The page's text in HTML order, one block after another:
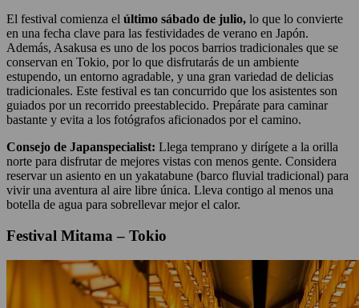
El festival comienza el último sábado de julio, lo que lo convierte
en una fecha clave para las festividades de verano en Japón.
Además, Asakusa es uno de los pocos barrios tradicionales que se
conservan en Tokio, por lo que disfrutarás de un ambiente
estupendo, un entorno agradable, y una gran variedad de delicias
tradicionales. Este festival es tan concurrido que los asistentes son
guiados por un recorrido preestablecido. Prepárate para caminar
bastante y evita a los fotógrafos aficionados por el camino.
Consejo de Japanspecialist: Llega temprano y dirígete a la orilla
norte para disfrutar de mejores vistas con menos gente. Considera
reservar un asiento en un yakatabune (barco fluvial tradicional) para
vivir una aventura al aire libre única. Lleva contigo al menos una
botella de agua para sobrellevar mejor el calor.
Festival Mitama – Tokio